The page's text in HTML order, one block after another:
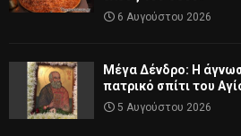
6 Αυγούστου 2026
Μέγα Δένδρο: Η
πατρικό σπίτι του
5 Αυγούστου 2026